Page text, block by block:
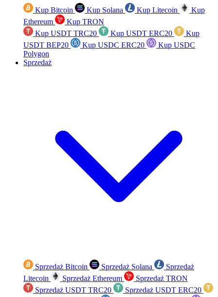
Kup Bitcoin Kup Solana Kup Litecoin
Kup
Ethereum
Kup TRON
Kup USDT TRC20
Kup USDT ERC20
Kup
USDT BEP20
Kup USDC ERC20
Kup USDC
Polygon
Sprzedaż
Sprzedaż Bitcoin Sprzedaż Solana
Sprzedaż
Litecoin
Sprzedaż Ethereum
Sprzedaż TRON
Sprzedaż USDT TRC20
Sprzedaż USDT ERC20